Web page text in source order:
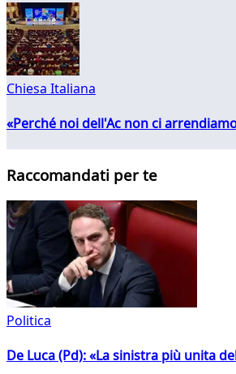
Chiesa Italiana
«Perché noi dell'Ac non ci
Raccomandati per te
Politica
De Luca (Pd): «La sinistra più unita